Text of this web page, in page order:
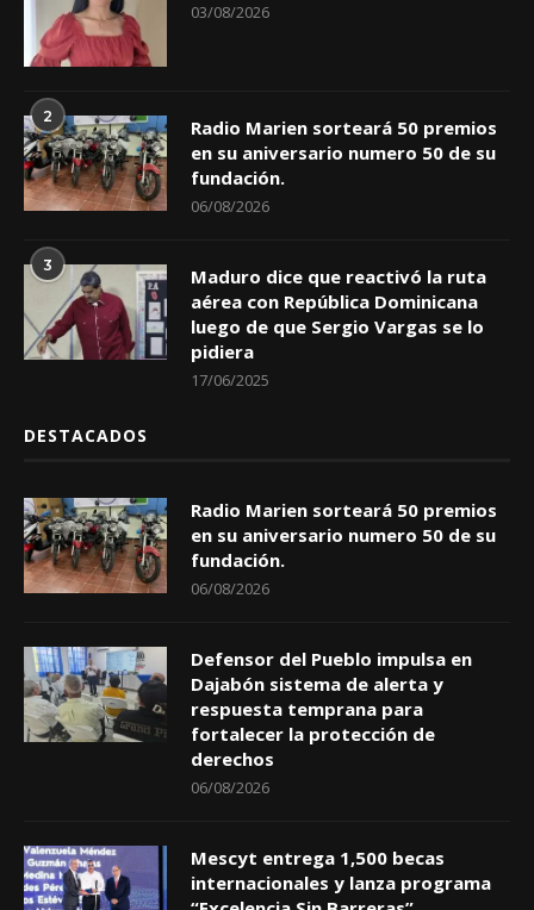
03/08/2026
2
Radio Marien sorteará 50 premios
en su aniversario numero 50 de su
fundación.
06/08/2026
3
Maduro dice que reactivó la ruta
aérea con República Dominicana
luego de que Sergio Vargas se lo
pidiera
17/06/2025
DESTACADOS
Radio Marien sorteará 50 premios
en su aniversario numero 50 de su
fundación.
06/08/2026
Defensor del Pueblo impulsa en
Dajabón sistema de alerta y
respuesta temprana para
fortalecer la protección de
derechos
06/08/2026
Mescyt entrega 1,500 becas
internacionales y lanza programa